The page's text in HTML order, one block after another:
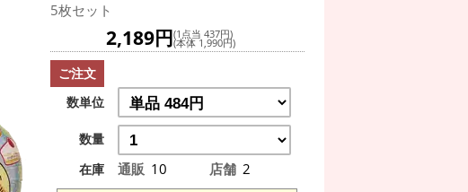
5枚セット
2,189円(1点当 437円)
(本体 1,990円)
ご注文
数単位
数量
在庫
通販 10 店舗 2